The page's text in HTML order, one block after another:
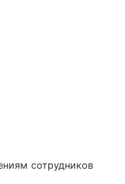
сотрудников